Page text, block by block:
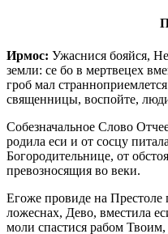
Ирмос: Ужаснися бояйся,
земли: се бо в мертвецех
гроб мал
священницы, воспойте,
Собезначальное Слово
родила еси и от сосцу
Богородительнице, от
превозносящия во веки.
Егоже провиде на Престоле
ложеснах, Дево, вместила
моли спастися рабом